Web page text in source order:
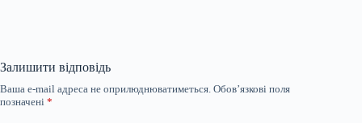
Залишити відповідь
Ваша e-mail адреса не оприлюднюватиметься. Обов’язкові поля
позначені *